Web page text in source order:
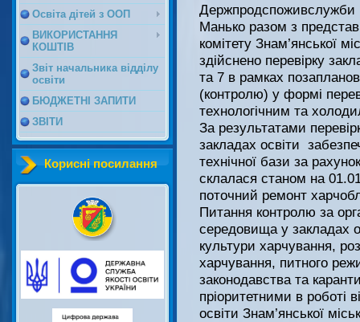
Освіта дітей з ООП
ВИКОРИСТАННЯ
КОШТІВ
Звіт начальника відділу
освіти
БЮДЖЕТНІ ЗАПИТИ
ЗВІТИ
Корисні посилання
Держпродспоживслужби
Манько разом з
комітету Знам’янської
здійснено перевірку
та 7 в рамках
(контролю) у формі
технологічним та
За результатами
закладах освіти
технічної бази за
склалася станом на
поточний ремонт
Питання контролю за
середовища у закладах
культури харчування,
харчування, питного
законодавства та
пріоритетними в роботі
освіти Знам’янської